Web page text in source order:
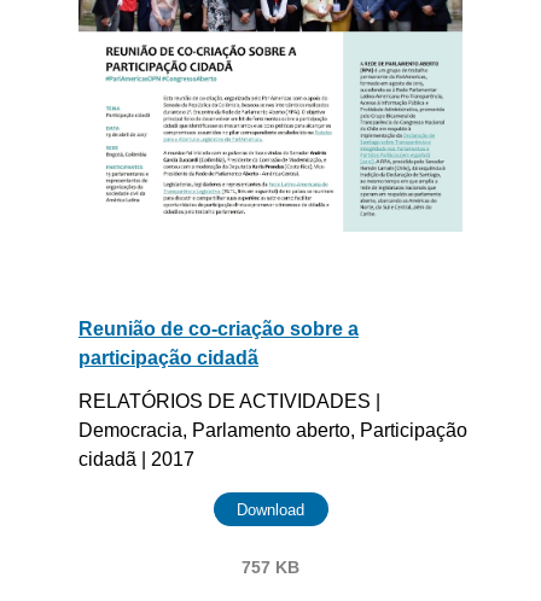
Reunião de co-criação sobre a
participação cidadã
RELATÓRIOS DE ACTIVIDADES |
Democracia, Parlamento aberto, Participação
cidadã | 2017
Download
757 KB